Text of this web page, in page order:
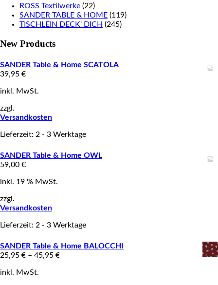
ROSS Textilwerke (22)
SANDER TABLE & HOME (119)
TISCHLEIN DECK‘ DICH (245)
New Products
SANDER Table & Home SCATOLA
39,95 €
inkl. MwSt.
zzgl.
Versandkosten
Lieferzeit: 2 - 3 Werktage
SANDER Table & Home OWL
59,00 €
inkl. 19 % MwSt.
zzgl.
Versandkosten
Lieferzeit: 2 - 3 Werktage
SANDER Table & Home BALOCCHI
25,95 € – 45,95 €
inkl. MwSt.